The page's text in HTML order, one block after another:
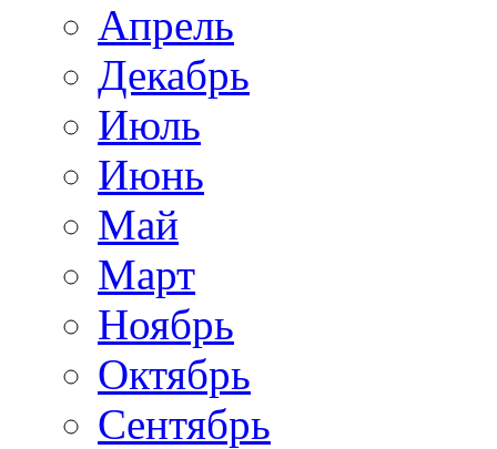
Апрель
Декабрь
Июль
Июнь
Май
Март
Ноябрь
Октябрь
Сентябрь